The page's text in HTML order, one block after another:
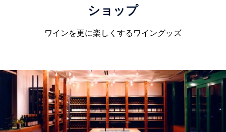
ショップ
ワインを更に楽しくするワイングッズ